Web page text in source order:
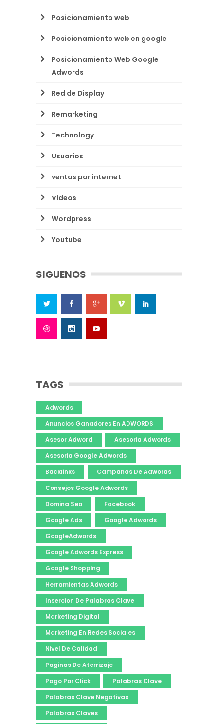
Posicionamiento web
Posicionamiento web en google
Posicionamiento Web Google
Adwords
Red de Display
Remarketing
Technology
Usuarios
ventas por internet
Videos
Wordpress
Youtube
SIGUENOS
TAGS
Adwords
Anuncios Ganadores En ADWORDS
Asesor Adword
Asesoria Adwords
Asesoria Google Adwords
Backlinks
Campañas De Adwords
Consejos Google Adwords
Domina Seo
Facebook
Google Ads
Google Adwords
GoogleAdwords
Google Adwords Express
Google Shopping
Herramientas Adwords
Insercion De Palabras Clave
Marketing Digital
Marketing En Redes Sociales
Nivel De Calidad
Paginas De Aterrizaje
Pago Por Click
Palabras Clave
Palabras Clave Negativas
Palabras Claves